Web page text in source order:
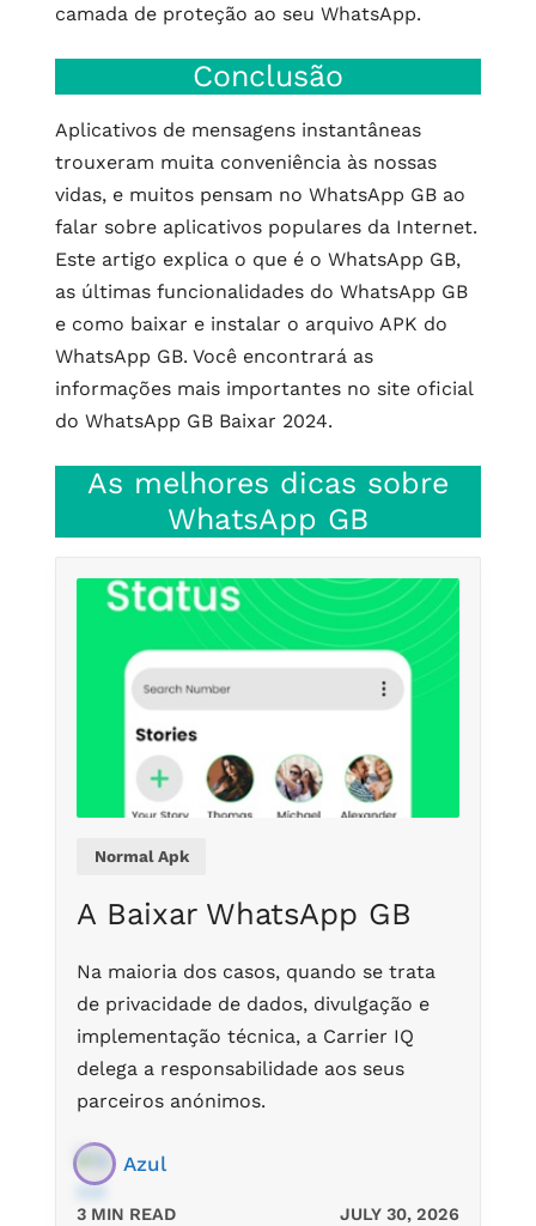
camada de proteção ao seu WhatsApp.
Conclusão
Aplicativos de mensagens instantâneas
trouxeram muita conveniência às nossas
vidas, e muitos pensam no WhatsApp GB ao
falar sobre aplicativos populares da Internet.
Este artigo explica o que é o WhatsApp GB,
as últimas funcionalidades do WhatsApp GB
e como baixar e instalar o arquivo APK do
WhatsApp GB. Você encontrará as
informações mais importantes no site oficial
do WhatsApp GB Baixar 2024.
As melhores dicas sobre
WhatsApp GB
Normal Apk
A Baixar WhatsApp GB
Na maioria dos casos, quando se trata
de privacidade de dados, divulgação e
implementação técnica, a Carrier IQ
delega a responsabilidade aos seus
parceiros anónimos.
Azul
3 MIN READ JULY 30, 2026